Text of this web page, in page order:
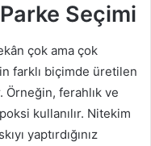
Seçimi
çok ama çok
farklı biçimde üretilen
Örneğin, ferahlık ve
kullanılır. Nitekim
yaptırdığınız